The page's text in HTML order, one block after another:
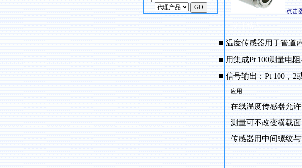
点击
■ 温度传感器用于管道
■ 用集成Pt 100测量电
■ 信号输出： Pt 100，2
应用
在线温度传感器允许
测量可不改变横载
传感器用中间螺纹